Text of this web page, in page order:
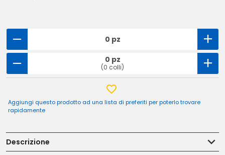
0 pz
0 pz
(0 colli)
Aggiungi questo prodotto ad una lista di preferiti per poterlo trovare
rapidamente
Descrizione